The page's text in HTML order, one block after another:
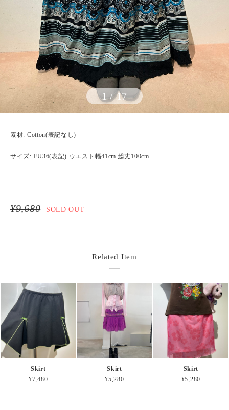
1 /17
素材: Cotton(表記なし)
サイズ: EU36(表記) ウエスト幅41cm 総丈100cm
¥9,680 SOLD OUT
Related Item
Skirt
¥7,480
Skirt
¥5,280
Skirt
¥5,280